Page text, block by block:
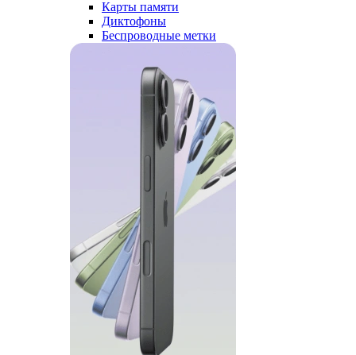
Карты памяти
Диктофоны
Беспроводные метки